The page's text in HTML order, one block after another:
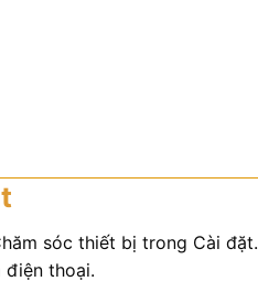
sóc thiết bị trong Cài đặt.
thoại.